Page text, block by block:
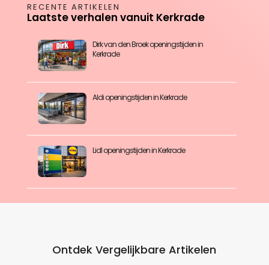
RECENTE ARTIKELEN
Laatste verhalen vanuit Kerkrade
Dirk van den Broek openingstijden in
Kerkrade
Aldi openingstijden in Kerkrade
Lidl openingstijden in Kerkrade
Ontdek Vergelijkbare Artikelen